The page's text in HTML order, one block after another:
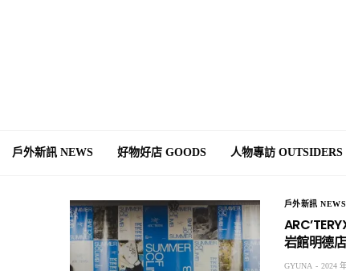
戶外新訊 NEWS 好物好店 GOODS 人物專訪 OUTSIDERS
戶外新訊 NEWS
岩館明德
GYUNA 2024